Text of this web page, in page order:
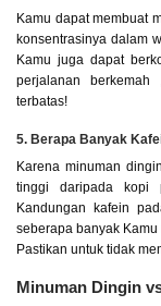
Kamu dapat membuat
konsentrasinya dalam
Kamu juga dapat
perjalanan
terbatas!
5. Berapa Banyak
Karena minuman
tinggi daripada kopi
Kandungan kafein
seberapa banyak
Pastikan untuk tidak
Minuman Dingin